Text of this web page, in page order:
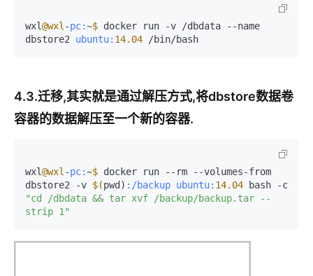
wxl@wxl -pc:~$ docker run -v /dbdata --name
dbstore2 ubuntu: 14.04 /bin/bash
4.3.迁移,其实就是通过解压方式,将dbstore数据卷
容器的数据解压至一个新的容器.
wxl@wxl -pc:~$ docker run --rm --volumes-from
dbstore2 -v $(pwd) :/backup ubuntu: 14.04
"cd /dbdata && tar xvf /backup/backup.tar --
strip 1"